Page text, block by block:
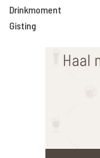
Drinkmoment
Gisting